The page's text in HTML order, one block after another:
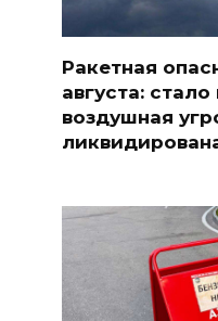
Ракетная
августа:
воздушная